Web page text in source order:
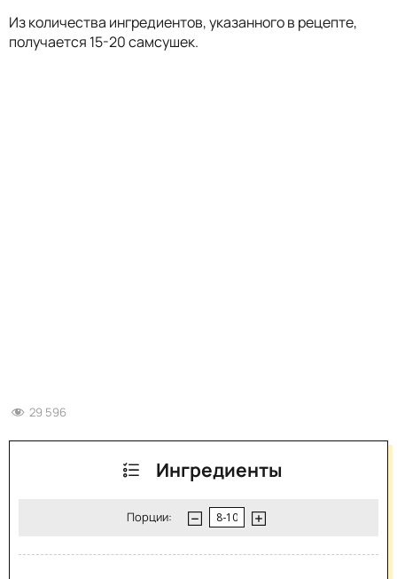
Из количества ингредиентов, указанного в рецепте,
получается 15-20 самсушек.
29 596
Ингредиенты
Порции: